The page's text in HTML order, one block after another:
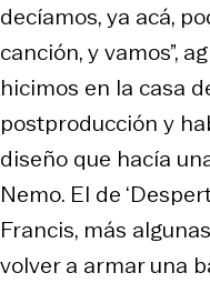
decíamos, ya acá,
canción, y vamos”,
hicimos en la casa
postproducción y
diseño que hacía
Nemo. El de
Francis, más
volver a armar una